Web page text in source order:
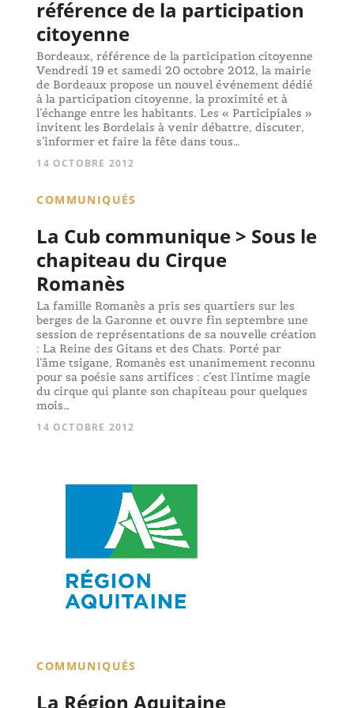
référence de la participation
citoyenne
Bordeaux, référence de la participation citoyenne
Vendredi 19 et samedi 20 octobre 2012, la mairie
de Bordeaux propose un nouvel événement dédié
à la participation citoyenne, la proximité et à
l’échange entre les habitants. Les « Participiales »
invitent les Bordelais à venir débattre, discuter,
s’informer et faire la fête dans tous…
14 OCTOBRE 2012
COMMUNIQUÉS
La Cub communique > Sous le
chapiteau du Cirque
Romanès
La famille Romanès a pris ses quartiers sur les
berges de la Garonne et ouvre fin septembre une
session de représentations de sa nouvelle création
: La Reine des Gitans et des Chats. Porté par
l’âme tsigane, Romanès est unanimement reconnu
pour sa poésie sans artifices : c’est l’intime magie
du cirque qui plante son chapiteau pour quelques
mois…
14 OCTOBRE 2012
COMMUNIQUÉS
La Région Aquitaine